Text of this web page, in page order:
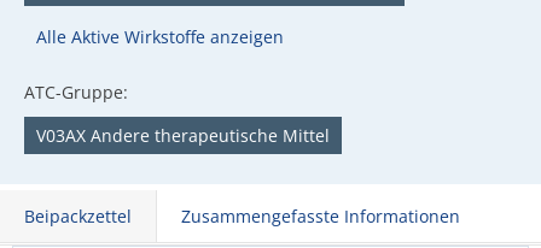
Alle Aktive Wirkstoffe anzeigen
ATC-Gruppe:
V03AX Andere therapeutische Mittel
Beipackzettel Zusammengefasste Informationen